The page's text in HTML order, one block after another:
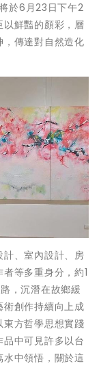
於6月23日下午2
鮮豔的顏彩，層
傳達對自然造化
、室內設計、房
等多重身分，約1
，沉潛在故鄉緩
創作持續向上成
方哲學思想實踐
中可見許多以台
中領悟，關於這